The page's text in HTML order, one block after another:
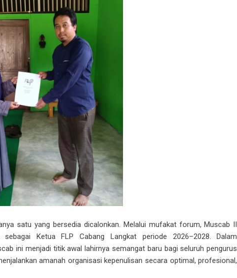
satu yang bersedia dicalonkan. Melalui mufakat forum, Muscab II
Ketua FLP Cabang Langkat periode 2026–2028. Dalam
ini menjadi titik awal lahirnya semangat baru bagi seluruh pengurus
amanah organisasi kepenulisan secara optimal, profesional,